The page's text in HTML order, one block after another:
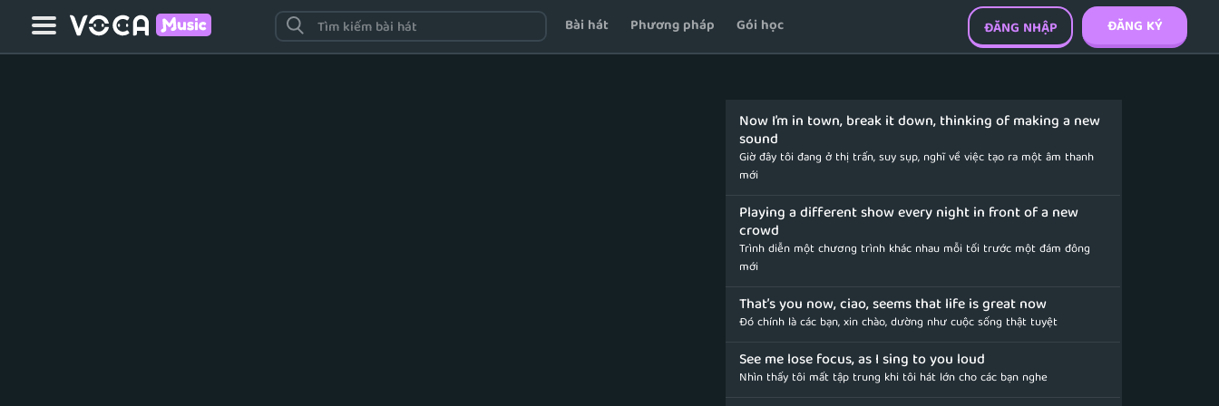
Bài hát Phương pháp Gói học ĐĂNG KÝ
ĐĂNG NHẬP
Now I’m in town, break it down, thinking of making a new
sound
Giờ đây tôi đang ở thị trấn, suy sụp, nghĩ về việc tạo ra một âm thanh
mới
Playing a different show every night in front of a new
crowd
Trình diễn một chương trình khác nhau mỗi tối trước một đám đông
mới
That’s you now, ciao, seems that life is great now
Đó chính là các bạn, xin chào, dường như cuộc sống thật tuyệt
See me lose focus, as I sing to you loud
Nhìn thấy tôi mất tập trung khi tôi hát lớn cho các bạn nghe